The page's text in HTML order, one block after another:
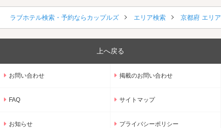
ラブホテル検索・予約ならカップルズ エリア検索 京都府 エリ
上へ戻る
お問い合わせ 掲載のお問い合わせ
FAQ サイトマップ
お知らせ プライバシーポリシー